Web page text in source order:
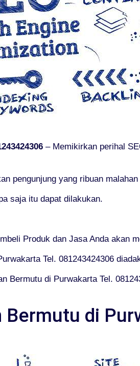
– Memikirkan perihal
pengunjung yang ribuan
saja itu dapat dilakukan.
Produk dan Jasa Anda akan
Tel. 081243424306
Bermutu di Purwakarta Tel.
Bermutu di